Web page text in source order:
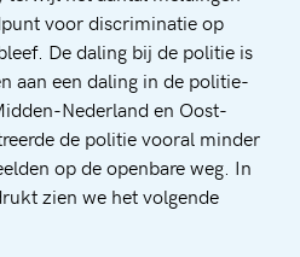
voor discriminatie op
De daling bij de politie is
aan een daling in de politie-
Nederland en Oost-
de politie vooral minder
op de openbare weg. In
zien we het volgende